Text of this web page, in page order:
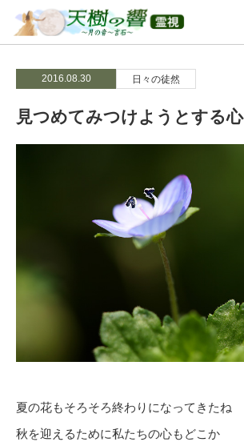
2016.08.30 日々の徒然
見つめてみつけようとする心
夏の花もそろそろ終わりになってきたね
秋を迎えるために私たちの心もどこか